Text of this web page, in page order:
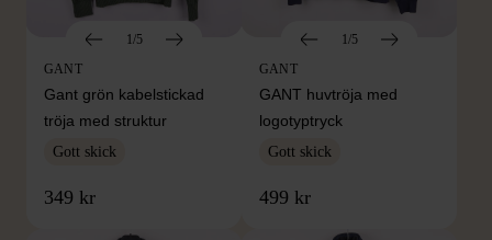
1/5
GANT
Gant grön kabelstickad
tröja med struktur
Gott skick
349 kr
1/5
GANT
GANT huvtröja med
logotyptryck
Gott skick
499 kr